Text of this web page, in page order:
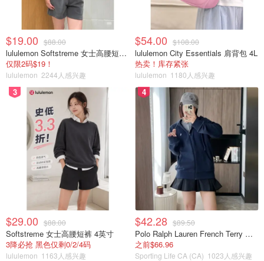
$19.00 $88.00
lululemon Softstreme 女士高腰短裤 10cm
仅限2码$19！
lululemon 2244人感兴趣
$54.00 $108.00
lululemon City Essentials 肩背包 4L
热卖！库存紧张
lululemon 1180人感兴趣
3
$29.00 $88.00
Softstreme 女士高腰短裤 4英寸
3降必抢 黑色仅剩0/2/4码
lululemon 1163人感兴趣
4
$42.28 $89.50
Polo Ralph Lauren French Terry 女童连帽卫衣 7-16码
之前$66.96
Sporting Life CA (CA) 1023人感兴趣